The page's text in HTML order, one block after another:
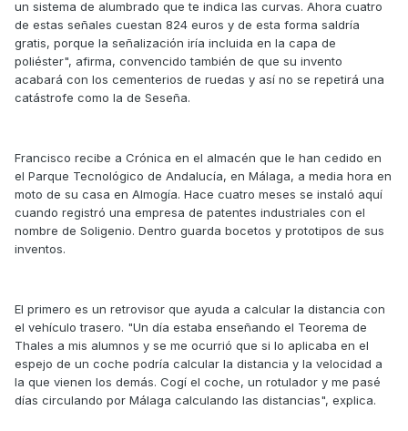
un sistema de alumbrado que te indica las curvas. Ahora cuatro
de estas señales cuestan 824 euros y de esta forma saldría
gratis, porque la señalización iría incluida en la capa de
poliéster", afirma, convencido también de que su invento
acabará con los cementerios de ruedas y así no se repetirá una
catástrofe como la de Seseña.
Francisco recibe a Crónica en el almacén que le han cedido en
el Parque Tecnológico de Andalucía, en Málaga, a media hora en
moto de su casa en Almogía. Hace cuatro meses se instaló aquí
cuando registró una empresa de patentes industriales con el
nombre de Soligenio. Dentro guarda bocetos y prototipos de sus
inventos.
El primero es un retrovisor que ayuda a calcular la distancia con
el vehículo trasero. "Un día estaba enseñando el Teorema de
Thales a mis alumnos y se me ocurrió que si lo aplicaba en el
espejo de un coche podría calcular la distancia y la velocidad a
la que vienen los demás. Cogí el coche, un rotulador y me pasé
días circulando por Málaga calculando las distancias", explica.